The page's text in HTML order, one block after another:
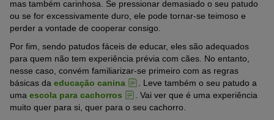
mas também carinhosa. Se pressionar demasiado o seu patudo
ou se for excessivamente duro, ele pode tornar-se teimoso e
perder a vontade de cooperar consigo.
Por fim, sendo patudos fáceis de educar, eles são adequados
para quem não tem experiência prévia com cães. No entanto,
nesse caso, convém familiarizar-se primeiro com as regras
básicas da educação canina
. Leve também o seu patudo a
uma escola para cachorros
. Vai ver que é uma experiência
muito quer para si, quer para o seu cachorro.